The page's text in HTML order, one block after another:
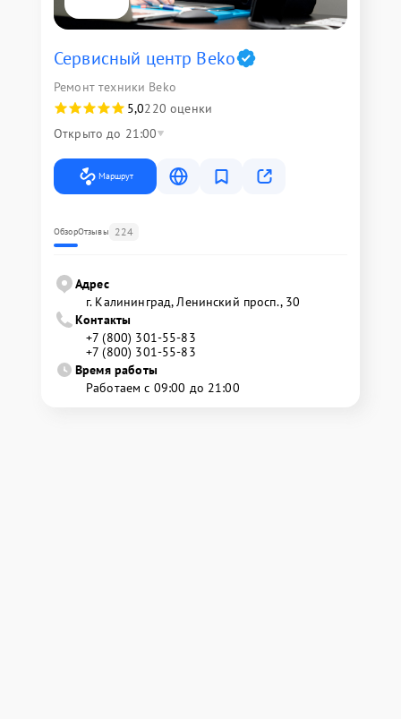
Сервисный центр Beko
Ремонт техники Beko
5,0220 оценки
Открыто до 21:00
Маршрут
ОбзорОтзывы 224
Адрес
г. Калининград, Ленинский просп., 30
Контакты
+7 (800) 301-55-83
+7 (800) 301-55-83
Время работы
Работаем с 09:00 до 21:00